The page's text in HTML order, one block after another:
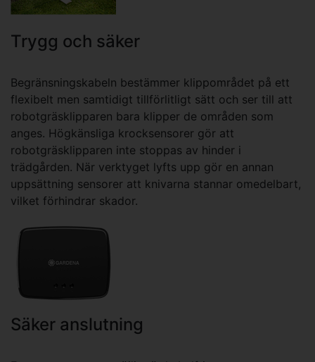
Trygg och säker
Begränsningskabeln bestämmer klippområdet på ett
flexibelt men samtidigt tillförlitligt sätt och ser till att
robotgräsklipparen bara klipper de områden som
anges. Högkänsliga krocksensorer gör att
robotgräsklipparen inte stoppas av hinder i
trädgården. När verktyget lyfts upp gör en annan
uppsättning sensorer att knivarna stannar omedelbart,
vilket förhindrar skador.
Säker anslutning